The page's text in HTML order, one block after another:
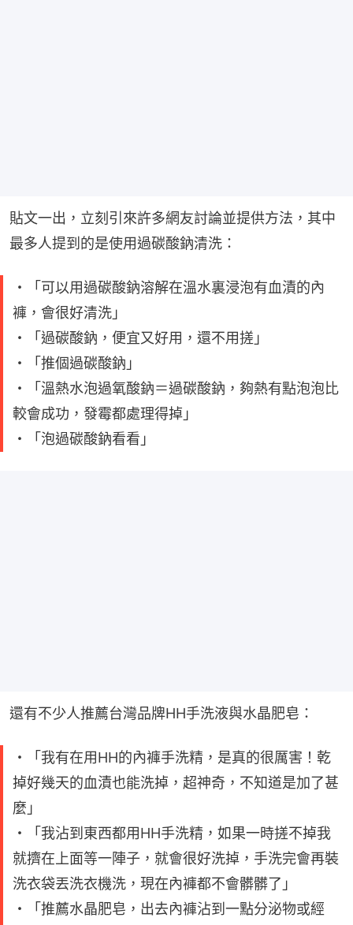
貼文一出，立刻引來許多網友討論並提供方法，其中
最多人提到的是使用過碳酸鈉清洗：
・「可以用過碳酸鈉溶解在溫水裏浸泡有血漬的內
褲，會很好清洗」
・「過碳酸鈉，便宜又好用，還不用搓」
・「推個過碳酸鈉」
・「溫熱水泡過氧酸鈉＝過碳酸鈉，夠熱有點泡泡比
較會成功，發霉都處理得掉」
・「泡過碳酸鈉看看」
還有不少人推薦台灣品牌HH手洗液與水晶肥皂：
・「我有在用HH的內褲手洗精，是真的很厲害！乾
掉好幾天的血漬也能洗掉，超神奇，不知道是加了甚
麼」
・「我沾到東西都用HH手洗精，如果一時搓不掉我
就擠在上面等一陣子，就會很好洗掉，手洗完會再裝
洗衣袋丟洗衣機洗，現在內褲都不會髒髒了」
・「推薦水晶肥皂，出去內褲沾到一點分泌物或經